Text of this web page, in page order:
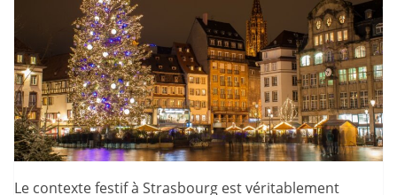
Le contexte festif à Strasbourg est véritablement